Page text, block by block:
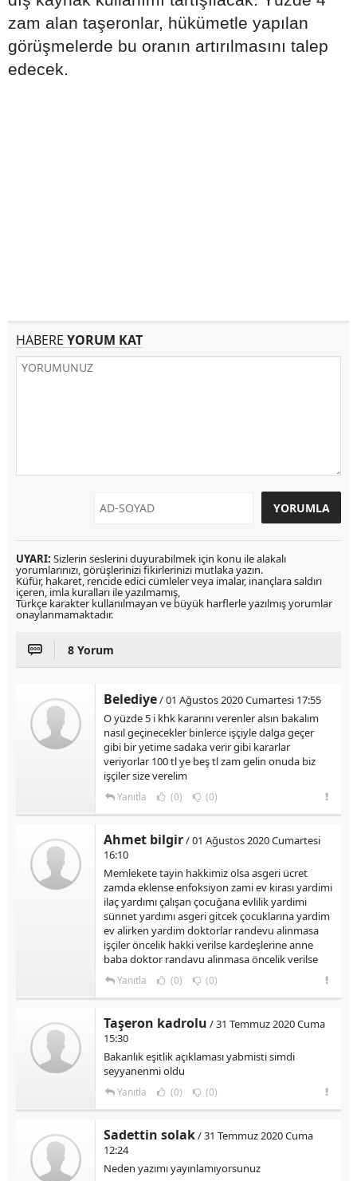
zam alan taşeronlar, hükümetle yapılan
görüşmelerde bu oranın artırılmasını talep
edecek.
HABERE YORUM KAT
UYARI: Sizlerin seslerini duyurabilmek için konu ile alakalı
yorumlarınızı, görüşlerinizi fikirlerinizi mutlaka yazın.
Küfür, hakaret, rencide edici cümleler veya imalar, inançlara saldırı
içeren, imla kuralları ile yazılmamış,
Türkçe karakter kullanılmayan ve büyük harflerle yazılmış yorumlar
onaylanmamaktadır.
8 Yorum
Belediye/ 01 Ağustos 2020 Cumartesi 17:55
O yüzde 5 i khk kararını verenler alsın bakalım
nasıl geçinecekler binlerce işçiyle dalga geçer
gibi bir yetime sadaka verir gibi kararlar
veriyorlar 100 tl ye beş tl zam gelin onuda biz
işçiler size verelim
Yanıtla (0) (0)
Ahmet bilgir/ 01 Ağustos 2020 Cumartesi
16:10
Memlekete tayin hakkimiz olsa asgeri ücret
zamda eklense enfoksiyon zami ev kirası yardimi
ilaç yardımı çalışan çocuğana evlilik yardimi
sünnet yardımı asgeri gitcek çocuklarına yardim
ev alirken yardim doktorlar randevu alinmasa
işçiler öncelik hakki verilse kardeşlerine anne
baba doktor randavu alinmasa öncelik verilse
Yanıtla (0) (0)
Taşeron kadrolu / 31 Temmuz 2020 Cuma
15:30
Bakanlık eşitlik açıklaması yabmisti simdi
seyyanenmi oldu
Yanıtla (0) (0)
Sadettin solak/ 31 Temmuz 2020 Cuma
12:24
Neden yazımı yayınlamıyorsunuz